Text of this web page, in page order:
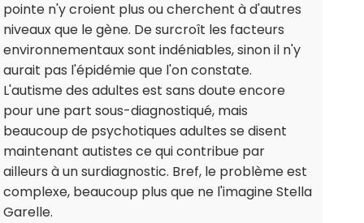
pointe n'y croient plus ou cherchent à d'autres
niveaux que le gène. De surcroît les facteurs
environnementaux sont indéniables, sinon il n'y
aurait pas l'épidémie que l'on constate.
L'autisme des adultes est sans doute encore
pour une part sous-diagnostiqué, mais
beaucoup de psychotiques adultes se disent
maintenant autistes ce qui contribue par
ailleurs à un surdiagnostic. Bref, le problème est
complexe, beaucoup plus que ne l'imagine Stella
Garelle.